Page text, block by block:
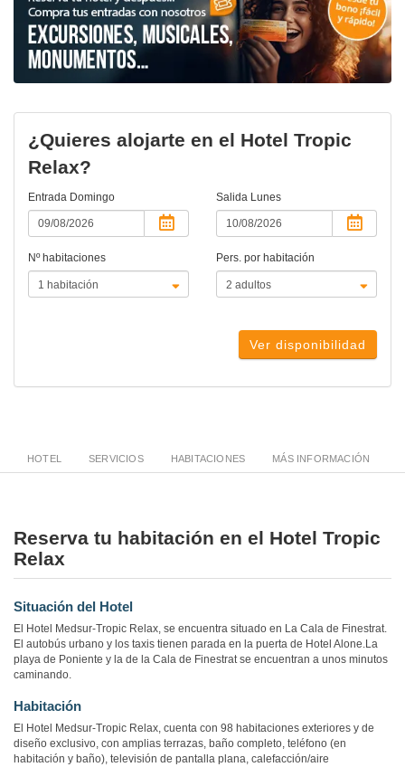
¿Quieres alojarte en el Hotel Tropic
Relax?
Entrada Domingo Salida Lunes
Nº habitaciones Pers. por habitación
Ver disponibilidad
HOTEL SERVICIOS HABITACIONES MÁS INFORMACIÓN
Reserva tu habitación en el Hotel Tropic
Relax
Situación del Hotel
El Hotel Medsur-Tropic Relax, se encuentra situado en La Cala de Finestrat.
El autobús urbano y los taxis tienen parada en la puerta de Hotel Alone.La
playa de Poniente y la de la Cala de Finestrat se encuentran a unos minutos
caminando.
Habitación
El Hotel Medsur-Tropic Relax, cuenta con 98 habitaciones exteriores y de
diseño exclusivo, con amplias terrazas, baño completo, teléfono (en
habitación y baño), televisión de pantalla plana, calefacción/aire